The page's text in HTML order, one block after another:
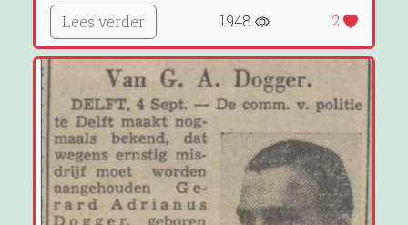
Lees verder 1948 2